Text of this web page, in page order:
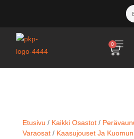
0
Etusivu / Kaikki Osastot /
Varaosat / Kaasujouset Ja